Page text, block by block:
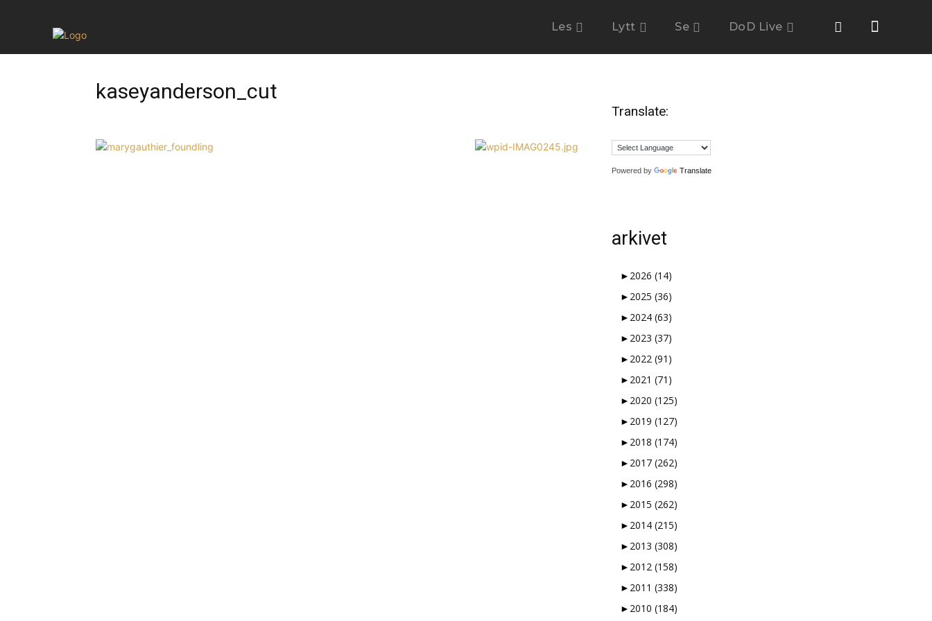
Les Lytt Se DoD Live
kaseyanderson_cut
Translate:
Powered by Translate
arkivet
► 2026 (14)
► 2025 (36)
► 2024 (63)
► 2023 (37)
► 2022 (91)
► 2021 (71)
► 2020 (125)
► 2019 (127)
► 2018 (174)
► 2017 (262)
► 2016 (298)
► 2015 (262)
► 2014 (215)
► 2013 (308)
► 2012 (158)
► 2011 (338)
► 2010 (184)